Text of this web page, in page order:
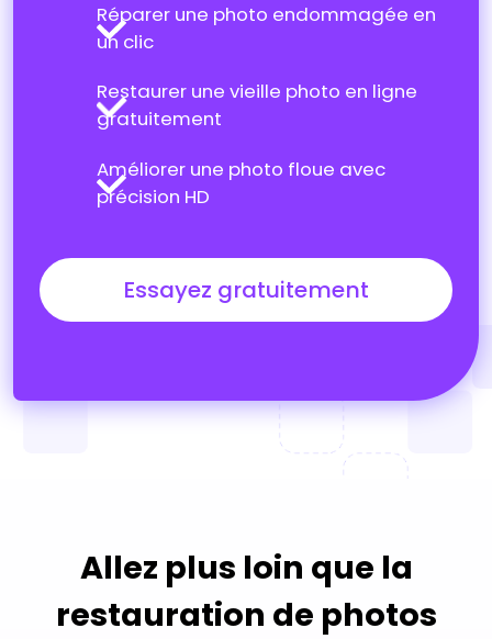
Réparer une photo endommagée en
un clic
Restaurer une vieille photo en ligne
gratuitement
Améliorer une photo floue avec
précision HD
Essayez gratuitement
Allez plus loin que la
restauration de photos